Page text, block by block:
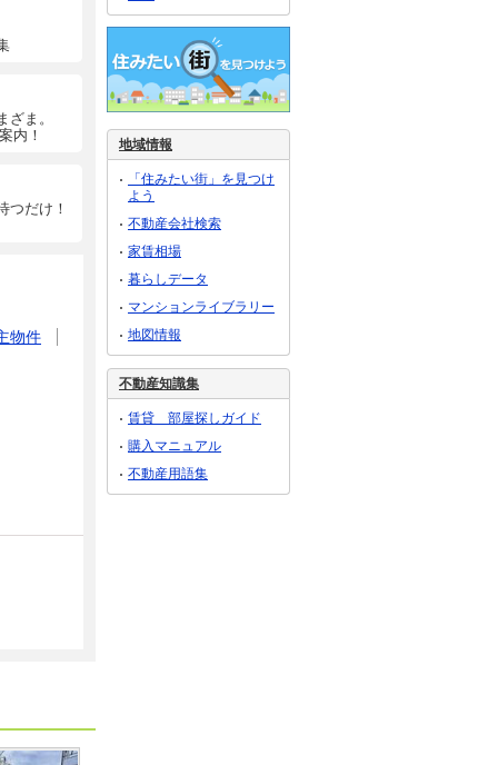
ま。
内！
つだけ！
物件
地域情報
「住みたい街」を見つけ
よう
不動産会社検索
家賃相場
暮らしデータ
マンションライブラリー
地図情報
不動産知識集
賃貸 部屋探しガイド
購入マニュアル
不動産用語集